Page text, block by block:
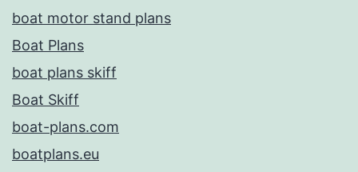
boat motor stand plans
Boat Plans
boat plans skiff
Boat Skiff
boat-plans.com
boatplans.eu